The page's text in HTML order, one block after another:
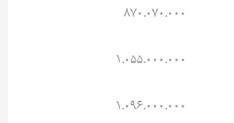
۸۷۰.۰۷۰.۰۰۰
۱.۰۵۵.۰۰۰.۰۰۰
۱.۰۹۶.۰۰۰.۰۰۰